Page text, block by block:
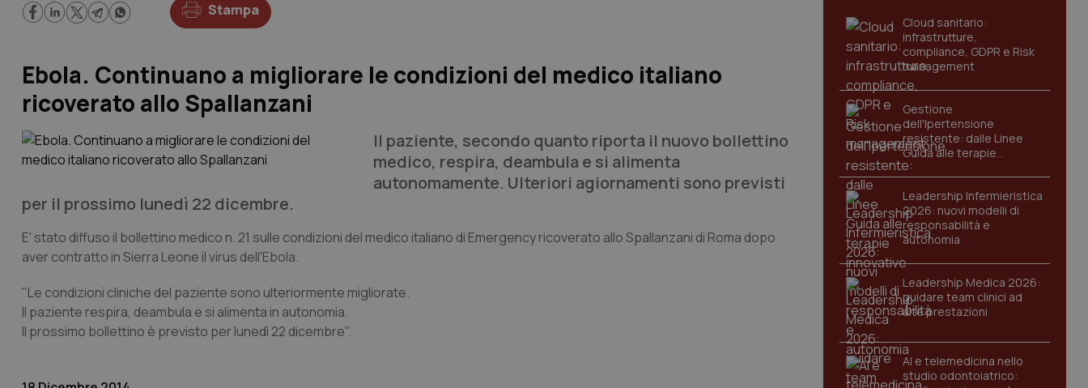
Stampa
Ebola. Continuano a migliorare le condizioni del medico italiano
ricoverato allo Spallanzani
Il paziente, secondo quanto riporta il nuovo bollettino
medico, respira, deambula e si alimenta
autonomamente. Ulteriori agiornamenti sono previsti
per il prossimo lunedì 22 dicembre.
E' stato diffuso il bollettino medico n. 21 sulle condizioni del medico italiano di Emergency ricoverato allo Spallanzani di Roma dopo
aver contratto in Sierra Leone il virus dell'Ebola.
"Le condizioni cliniche del paziente sono ulteriormente migliorate.
Il paziente respira, deambula e si alimenta in autonomia.
Il prossimo bollettino è previsto per lunedì 22 dicembre".
Cloud sanitario:
infrastrutture,
compliance, GDPR e Risk
management
Gestione
dell'Ipertensione
resistente: dalle Linee
Guida alle terapie
innovative
Leadership Infermieristica
2026: nuovi modelli di
responsabilità e
autonomia
Leadership Medica 2026:
guidare team clinici ad
alte prestazioni
AI e telemedicina nello
studio odontoiatrico: